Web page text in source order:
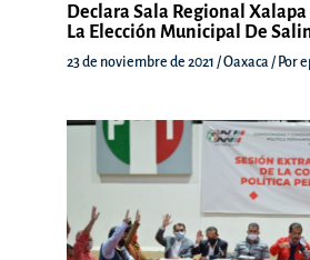
Declara Sala Regional
La Elección Municipal De
23 de noviembre de 2021 /Oaxaca / Por